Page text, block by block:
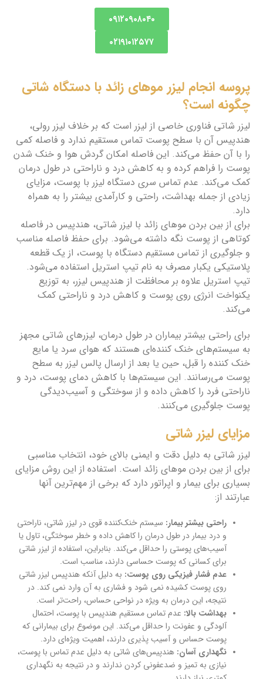
۰۹۱۲۰۹۰۸۰۴۰
۰۲۱۹۱۰۱۲۵۷۷
پروسه انجام لیزر موهای زائد با دستگاه شاتی
چگونه است؟
لیزر شاتی فناوری خاصی از لیزر است که بر خلاف لیزر رولی،
هندپیس آن با سطح پوست تماس مستقیم ندارد و فاصله کمی
را با آن حفظ می‌کند. این فاصله امکان گردش هوا و خنک شدن
پوست را فراهم کرده و به کاهش درد و ناراحتی در طول درمان
کمک می‌کند. عدم تماس سری دستگاه لیزر با پوست، مزایای
زیادی از جمله بهداشت، راحتی و کارآمدی بیشتر را به همراه
دارد.
برای از بین بردن موهای زائد با لیزر شاتی، هندپیس در فاصله
کوتاهی از پوست نگه داشته می‌شود. برای حفظ فاصله مناسب
و جلوگیری از تماس مستقیم دستگاه با پوست، از یک قطعه
پلاستیکی یکبار مصرف به نام تیپ استریل استفاده می‌شود.
تیپ استریل علاوه بر محافظت از هندپیس لیزر، به توزیع
یکنواخت انرژی روی پوست و کاهش درد و ناراحتی کمک
می‌کند.
برای راحتی بیشتر بیماران در طول درمان، لیزرهای شاتی مجهز
به سیستم‌های خنک کننده‌ای هستند که هوای سرد یا مایع
خنک کننده را قبل، حین یا بعد از ارسال پالس لیزر به سطح
پوست می‌رسانند. این سیستم‌ها با کاهش دمای پوست، درد و
ناراحتی فرد را کاهش داده و از سوختگی و آسیب‌دیدگی
پوست جلوگیری می‌کنند.
مزایای لیزر شاتی
لیزر شاتی به دلیل دقت و ایمنی بالای خود، انتخاب مناسبی
برای از بین بردن موهای زائد است. استفاده از این روش مزایای
بسیاری برای بیمار و اپراتور دارد که برخی از مهم‌ترین آنها
عبارتند از:
راحتی بیشتر بیمار: سیستم خنک‌کننده قوی در لیزر شاتی، ناراحتی
و درد بیمار در طول درمان را کاهش داده و خطر سوختگی، تاول یا
آسیب‌های پوستی را حداقل می‌کند. بنابراین، استفاده از لیزر شاتی
برای کسانی که پوست حساسی دارند، مناسب است.
عدم فشار فیزیکی روی پوست: به دلیل آنکه هندپیس لیزر شاتی
روی پوست کشیده نمی شود و فشاری به آن وارد نمی کند. در
نتیجه، این درمان به ویژه در نواحی حساس، راحت‌تر است.
بهداشت بالا: عدم تماس مستقیم هندپیس با پوست، احتمال
آلودگی و عفونت را حداقل می‌کند. این موضوع برای بیمارانی که
پوست حساس و آسیب پذیری دارند، اهمیت ویژه‌ای دارد.
نگهداری آسان: هندپیس‌های شاتی به دلیل عدم تماس با پوست،
نیازی به تمیز و ضدعفونی کردن ندارند و در نتیجه به نگهداری